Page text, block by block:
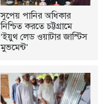
সুপেয় পানির অধিকার
নিশ্চিত করতে চট্টগ্রামে
‘ইয়ুথ লেড ওয়াটার জাস্টিস
মুভমেন্ট’